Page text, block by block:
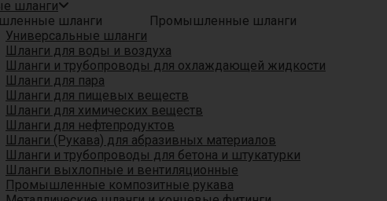
шланги
Промышленные шланги
Универсальные шланги
Шланги для воды и воздуха
Шланги и трубопроводы для охлаждающей жидкости
Шланги для пара
Шланги для пищевых веществ
Шланги для химических веществ
Шланги для нефтепродуктов
Шланги (Рукава) для абразивных материалов
Шланги и трубопроводы для бетона и штукатурки
Шланги выхлопные и вентиляционные
Промышленные композитные рукава